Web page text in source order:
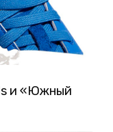
и «Южный